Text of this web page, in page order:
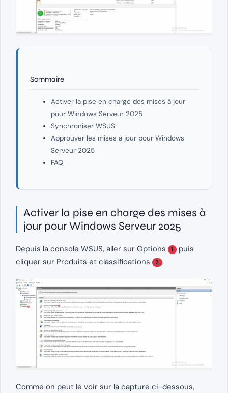
Sommaire
Activer la pise en charge des mises à jour
pour Windows Serveur 2025
Synchroniser WSUS
Approuver les mises à jour pour Windows
Serveur 2025
FAQ
Activer la pise en charge des mises à
jour pour Windows Serveur 2025
Depuis la console WSUS, aller sur Options 1 puis
cliquer sur Produits et classifications
2 .
Comme on peut le voir sur la capture ci-dessous,